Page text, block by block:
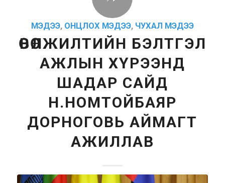
МЭДЭЭ, ОНЦЛОХ МЭДЭЭ, ЧУХАЛ МЭДЭЭ
ӨВӨЛЖИЛТИЙН БЭЛТГЭЛ
АЖЛЫН ХҮРЭЭНД
ШАДАР САЙД
Н.НОМТОЙБАЯР
ДОРНОГОВЬ АЙМАГТ
АЖИЛЛАВ